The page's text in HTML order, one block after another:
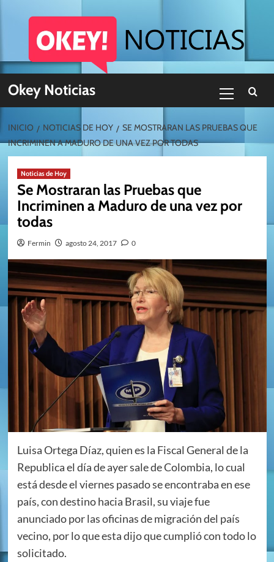
Okey Noticias
primario
INICIO NOTICIAS DE HOY
SE MOSTRARAN LAS PRUEBAS QUE
INCRIMINEN A MADURO DE UNA VEZ POR TODAS
Noticias de Hoy
Se Mostraran las Pruebas que
Incriminen a Maduro de una vez por
todas
Fermin agosto 24, 2017 0
Luisa Ortega Díaz, quien es la Fiscal General de la
Republica el día de ayer sale de Colombia, lo cual
está desde el viernes pasado se encontraba en ese
país, con destino hacia Brasil, su viaje fue
anunciado por las oficinas de migración del país
vecino, por lo que esta dijo que cumplió con todo lo
solicitado.